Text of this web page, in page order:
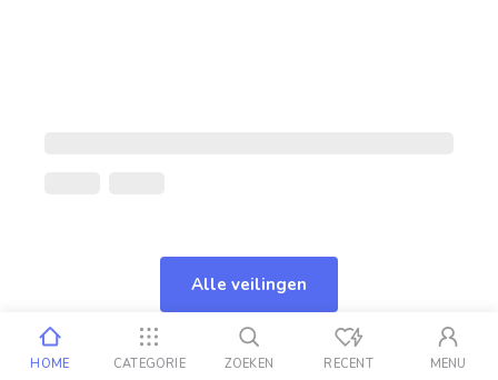
Alle veilingen
HOME CATEGORIE ZOEKEN RECENT MENU